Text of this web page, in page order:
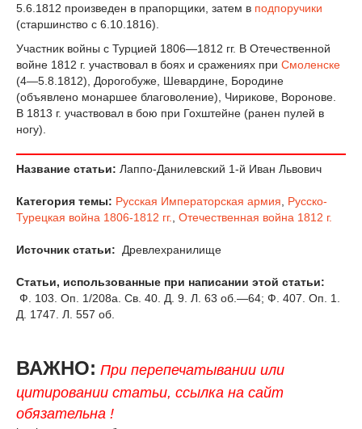
5.6.1812 произведен в прапорщики, затем в подпоручики
(старшин­ство с 6.10.1816).
Участник войны с Турцией 1806—1812 гг. В Отечественной
войне 1812 г. участвовал в боях и сра­жениях при Смоленске
(4—5.8.1812), Дорогобуже, Шевардине, Бородине
(объявлено монаршее бла­говоление), Чирикове, Воронове.
В 1813 г. участвовал в бою при Гохштейне (ранен пулей в
ногу).
Название статьи: Лаппо-Данилевский 1-й Иван Львович
Категория темы: Русская Императорская армия
Русско-
Турецкая война 1806-1812 гг.
Отечественная война 1812 г.
Источник статьи: Древлехранилище
Статьи, использованные при написании этой статьи:
Ф. 103. Оп. 1/208а. Св. 40. Д. 9. Л. 63 об.—64; Ф. 407. Оп. 1.
Д. 1747. Л. 557 об.
ВАЖНО: При перепечатывании или
цитировании статьи, ссылка на сайт
обязательна !